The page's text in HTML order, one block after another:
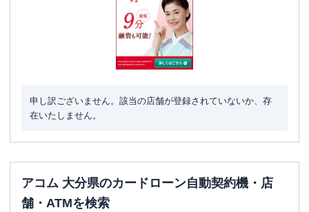
申し訳ございません。該当の店舗が登録されていないか、存
在いたしません。
アコム 大分県のカードローン自動契約機・店
舗・ATMを検索